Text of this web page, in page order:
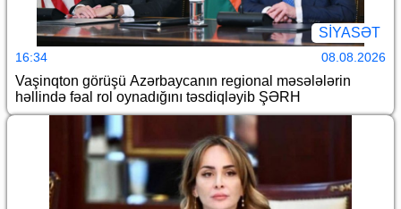
SİYASƏT
16:34 08.08.2026
Vaşinqton görüşü Azərbaycanın regional məsələlərin
həllində fəal rol oynadığını təsdiqləyib ŞƏRH